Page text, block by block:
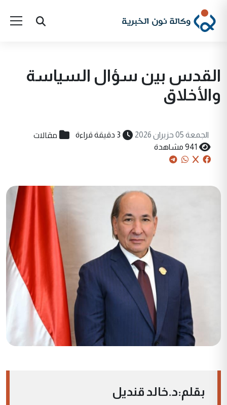
القدس بين سؤال السياسة
والأخلاق
الجمعة 05 حزيران 2026 3 دقيقة قراءة مقالات
941 مشاهدة
بقلم:د.خالد قنديل